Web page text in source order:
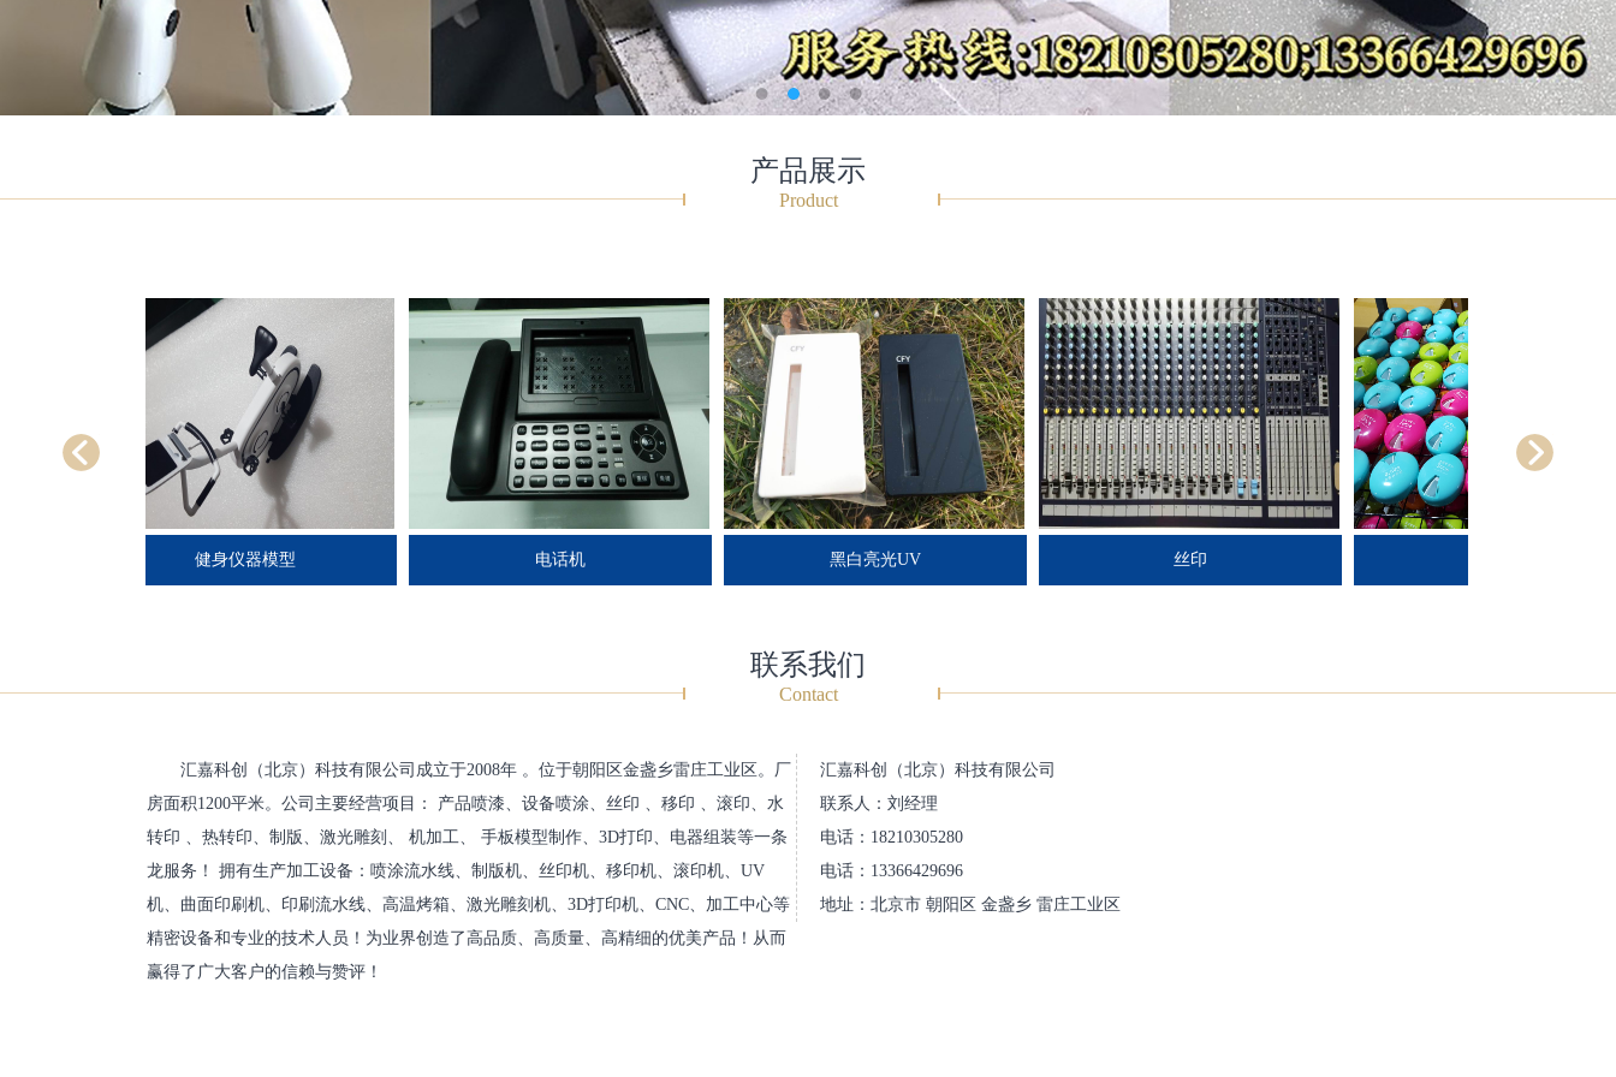
产品展示
Product
健身仪器模型 电话机 黑白亮光UV 丝印
联系我们
Contact
汇嘉科创（北京）科技有限公司成立于2008年 。位于朝阳区金盏乡雷庄工业区。厂
房面积1200平米。公司主要经营项目： 产品喷漆、设备喷涂、丝印 、移印 、滚印、水
转印 、热转印、制版、激光雕刻、 机加工、 手板模型制作、3D打印、电器组装等一条
龙服务！ 拥有生产加工设备：喷涂流水线、制版机、丝印机、移印机、滚印机、UV
机、曲面印刷机、印刷流水线、高温烤箱、激光雕刻机、3D打印机、CNC、加工中心等
精密设备和专业的技术人员！为业界创造了高品质、高质量、高精细的优美产品！从而
赢得了广大客户的信赖与赞评！
汇嘉科创（北京）科技有限公司
联系人：刘经理
电话：18210305280
电话：13366429696
地址：北京市 朝阳区 金盏乡 雷庄工业区